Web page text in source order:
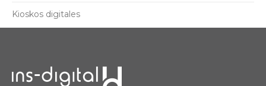
Kioskos digitales